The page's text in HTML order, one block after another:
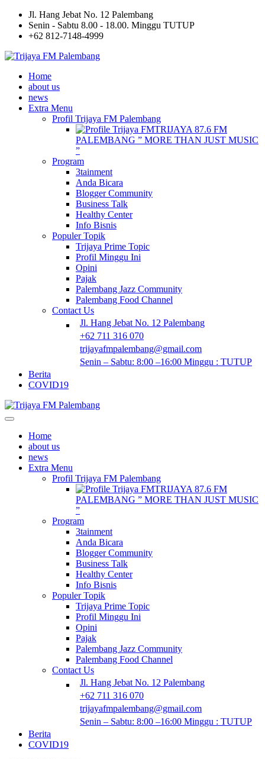
Jl. Hang Jebat No. 12 Palembang
Senin - Sabtu 8.00 - 18.00. Minggu TUTUP
+62 812-7148-4999
Home
about us
news
Extra Menu
Profil Trijaya FM Palembang
TRIJAYA 87.6 FM
PALEMBANG ” MORE THAN JUST MUSIC
”
Program
3tainment
Anda Bicara
Blogger Community
Business Talk
Healthy Center
Info Bisnis
Populer Topik
Trijaya Prime Topic
Profil Minggu Ini
Opini
Pajak
Palembang Jazz Community
Palembang Food Channel
Contact Us
Jl. Hang Jebat No. 12 Palembang
+62 711 316 070
trijayafmpalembang@gmail.com
Senin – Sabtu: 8:00 –16:00 Minggu : TUTUP
Berita
COVID19
Home
about us
news
Extra Menu
Profil Trijaya FM Palembang
TRIJAYA 87.6 FM
PALEMBANG ” MORE THAN JUST MUSIC
”
Program
3tainment
Anda Bicara
Blogger Community
Business Talk
Healthy Center
Info Bisnis
Populer Topik
Trijaya Prime Topic
Profil Minggu Ini
Opini
Pajak
Palembang Jazz Community
Palembang Food Channel
Contact Us
Jl. Hang Jebat No. 12 Palembang
+62 711 316 070
trijayafmpalembang@gmail.com
Senin – Sabtu: 8:00 –16:00 Minggu : TUTUP
Berita
COVID19